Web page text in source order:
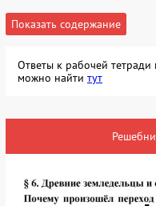
Показать содержание
Ответы к рабочей тетради
можно найти тут